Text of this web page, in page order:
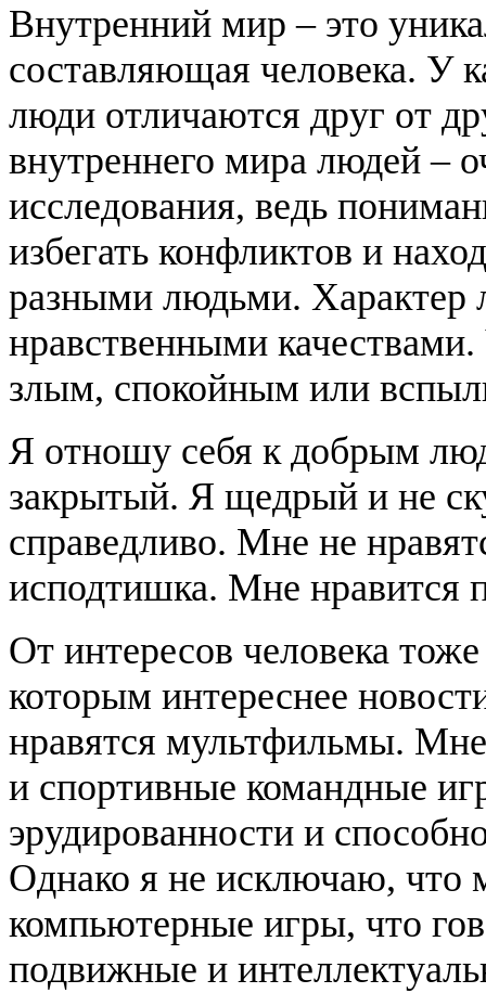
Внутренний мир – это
составляющая человека. У
люди отличаются друг от
внутреннего мира людей –
исследования, ведь
избегать конфликтов и
разными людьми. Характер
нравственными
злым, спокойным или
Я отношу себя к добрым
закрытый. Я щедрый и не
справедливо. Мне не
исподтишка. Мне нравится
От интересов человека
которым интереснее
нравятся мультфильмы.
и спортивные командные
эрудированности и
Однако я не исключаю, что
компьютерные игры, что
подвижные и